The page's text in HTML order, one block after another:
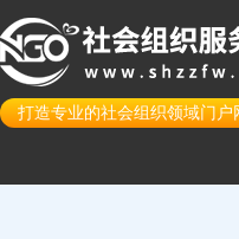
打造专业的社会组织领域门户